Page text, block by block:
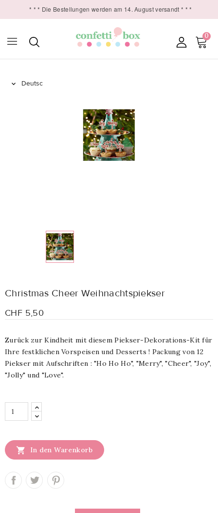
* * * Die Bestellungen werden am 14. August versandt * * *
0

Christmas Cheer Weihnachtspiekser
CHF 5,50
Zurück zur Kindheit mit diesem Piekser-Dekorations-Kit für
Ihre festklichen Vorspeisen und Desserts ! Packung von 12
Piekser mit Aufschriften : "Ho Ho Ho", "Merry", "Cheer", "Joy",
"Jolly" und "Love".
 In den Warenkorb